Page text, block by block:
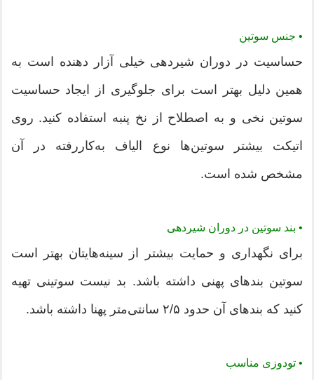
• جنس سوتین
حساسیت در دوران شیردهی خیلی آزار دهنده است به
همین دلیل بهتر است برای جلوگیری از ایجاد حساسیت
سوتین نخی و به اصطلاح از نخ پنبه استفاده کنید. روی
اتیکت بیشتر سوتین‌ها نوع الیاف به‌کاررفته در آن
مشخص شده است.
• بند سوتین در دوران شیردهی
برای نگهداری و حمایت بیشتر از سینه‌هایتان بهتر است
سوتین بند‌های پهنی داشته باشد. بد نیست سوتینی تهیه
کنید که بند‌های آن حدود ۲/۵ سانتی‌متر پهنا داشته باشد.
• تودوزی مناسب